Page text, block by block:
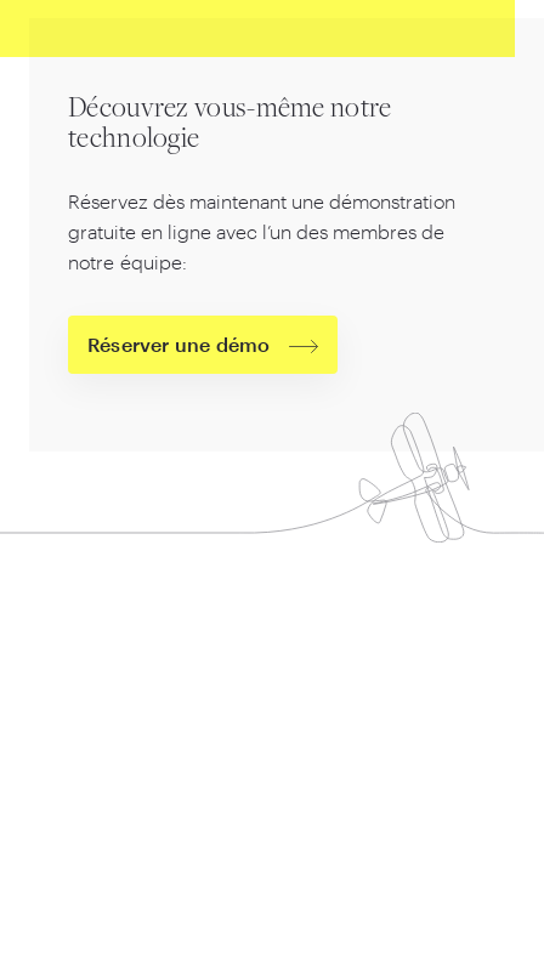
Découvrez vous-même notre
technologie
Réservez dès maintenant une démonstration
gratuite en ligne avec l’un des membres de
notre équipe:
Réserver une démo